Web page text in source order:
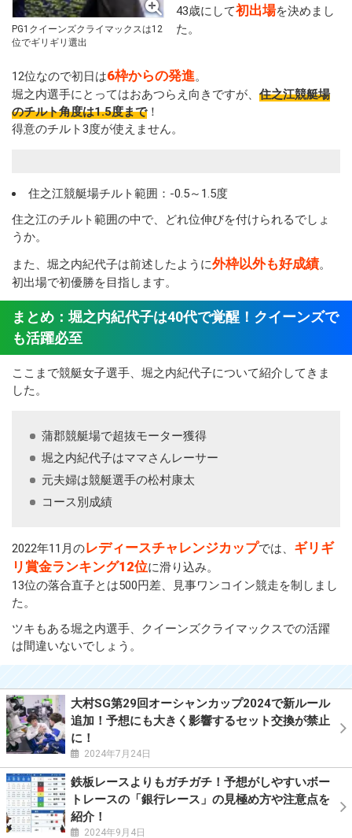
PG1クイーンズクライマックスは12
位でギリギリ選出
43歳にして初出場を決めまし
た。
12位なので初日は6枠からの発進。
堀之内選手にとってはおあつらえ向きですが、 住之江競艇場
のチルト角度は1.5度まで！
得意のチルト3度が使えません。
住之江競艇場チルト範囲：-0.5～1.5度
住之江のチルト範囲の中で、どれ位伸びを付けられるでしょ
うか。
また、堀之内紀代子は前述したように外枠以外も好成績。
初出場で初優勝を目指します。
まとめ：堀之内紀代子は40代で覚醒！クイーンズで
も活躍必至
ここまで競艇女子選手、堀之内紀代子について紹介してきま
した。
蒲郡競艇場で超抜モーター獲得
堀之内紀代子はママさんレーサー
元夫婦は競艇選手の松村康太
コース別成績
2022年11月のレディースチャレンジカップでは、 ギリギ
リ賞金ランキング12位に滑り込み。
13位の落合直子とは500円差、見事ワンコイン競走を制しまし
た。
ツキもある堀之内選手、クイーンズクライマックスでの活躍
は間違いないでしょう。
大村SG第29回オーシャンカップ2024で新ルール
追加！予想にも大きく影響するセット交換が禁止
に！
2024年7月24日
鉄板レースよりもガチガチ！予想がしやすいボー
トレースの「銀行レース」の見極め方や注意点を
紹介！
2024年9月4日